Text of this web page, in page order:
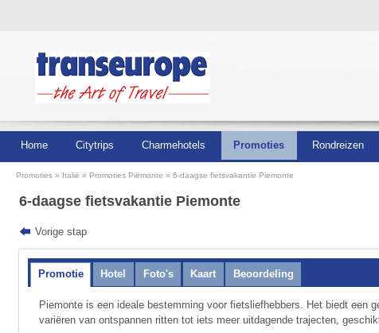
Home Citytrips Charmehotels Promoties Rondreizen
Promoties Italië Promoties Piëmonte 6-daagse fietsvakantie Piemonte
6-daagse fietsvakantie Piemonte
Vorige stap
Promotie Hotel Foto's Kaart Beoordeling
Piemonte is een ideale bestemming voor fietsliefhebbers. Het biedt een
variëren van ontspannen ritten tot iets meer uitdagende trajecten,